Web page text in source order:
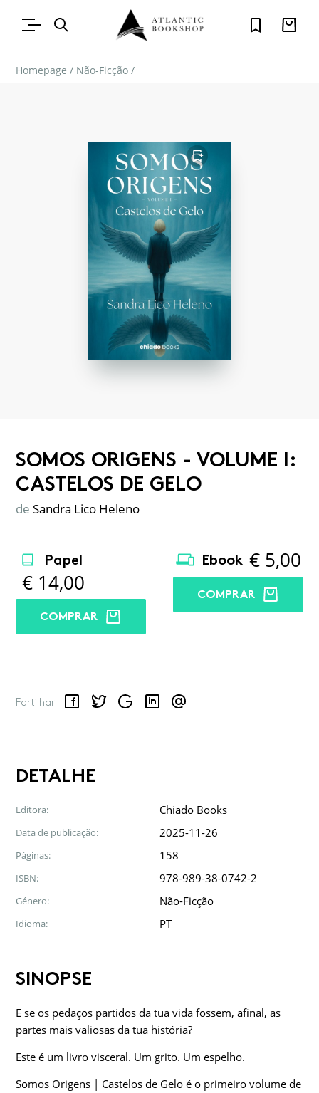
Homepage / Não-Ficção /
FAVORITO
SOMOS ORIGENS - VOLUME I:
CASTELOS DE GELO
de Sandra Lico Heleno
Papel
€ 14,00
COMPRAR
Ebook € 5,00
COMPRAR
Partilhar
FacebookTwitterGoogle LinkedInEmail
DETALHE
Editora: Chiado Books
Data de publicação: 2025-11-26
Páginas: 158
ISBN: 978-989-38-0742-2
Género: Não-Ficção
Idioma: PT
SINOPSE
E se os pedaços partidos da tua vida fossem, afinal, as
partes mais valiosas da tua história?
Este é um livro visceral. Um grito. Um espelho.
Somos Origens | Castelos de Gelo é o primeiro volume de